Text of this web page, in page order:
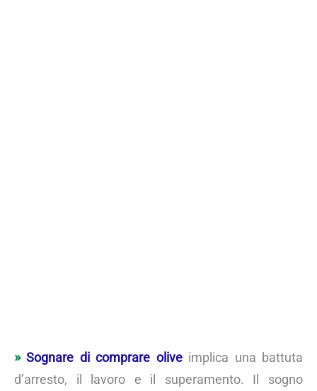
Sognare di comprare oliveimplica una battuta
d’arresto, il lavoro e il superamento. Il sogno